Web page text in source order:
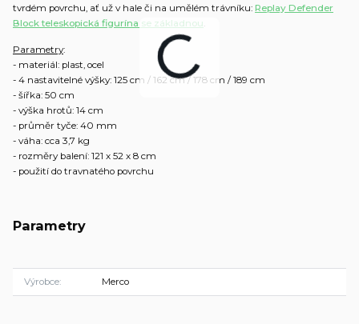
tvrdém povrchu, ať už v hale či na umělém trávníku: Replay Defender
Block teleskopická figurína se základnou.
Parametry:
- materiál: plast, ocel
- 4 nastavitelné výšky: 125 cm / 162 cm / 178 cm / 189 cm
- šířka: 50 cm
- výška hrotů: 14 cm
- průměr tyče: 40 mm
- váha: cca 3,7 kg
- rozměry balení: 121 x 52 x 8 cm
- použití do travnatého povrchu
Parametry
Výrobce Merco